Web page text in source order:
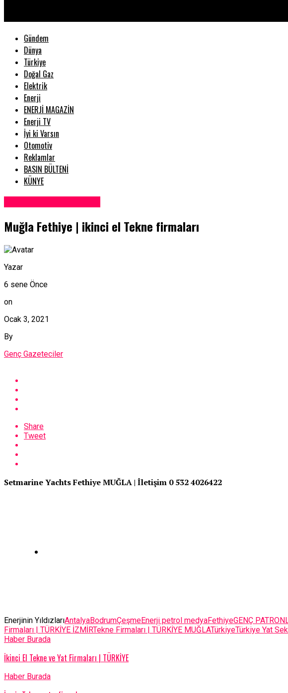
Gündem
Dünya
Türkiye
Doğal Gaz
Elektrik
Enerji
ENERJİ MAGAZİN
Enerji TV
İyi ki Varsın
Otomotiv
Reklamlar
BASIN BÜLTENİ
KÜNYE
Muğla Fethiye | ikinci el Tekne firmaları
Yazar
6 sene Önce
on
Ocak 3, 2021
By
Genç Gazeteciler
Share
Tweet
Setmarine Yachts Fethiye MUĞLA | İletişim 0 532 4026422
Enerjinin YıldızlarıAntalyaBodrumÇeşmeEnerji petrol medyaFethiyeGENÇ
Firmaları | TÜRKİYE İZMİRTekne Firmaları | TÜRKİYE MUĞLATürkiyeTürkiye Yat
Haber Burada
İkinci El Tekne ve Yat Firmaları | TÜRKİYE
Haber Burada